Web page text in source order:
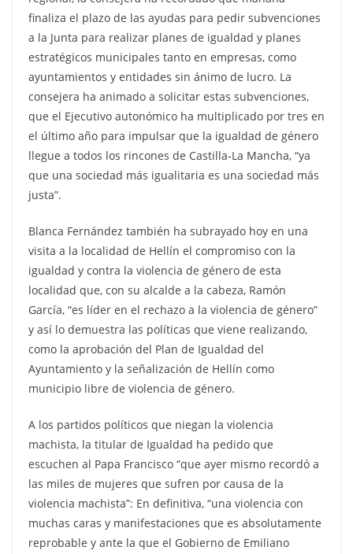
finaliza el plazo de las ayudas para pedir subvenciones
a la Junta para realizar planes de igualdad y planes
estratégicos municipales tanto en empresas, como
ayuntamientos y entidades sin ánimo de lucro. La
consejera ha animado a solicitar estas subvenciones,
que el Ejecutivo autonómico ha multiplicado por tres en
el último año para impulsar que la igualdad de género
llegue a todos los rincones de Castilla-La Mancha, “ya
que una sociedad más igualitaria es una sociedad más
justa”.
Blanca Fernández también ha subrayado hoy en una
visita a la localidad de Hellín el compromiso con la
igualdad y contra la violencia de género de esta
localidad que, con su alcalde a la cabeza, Ramón
García, “es líder en el rechazo a la violencia de género”
y así lo demuestra las políticas que viene realizando,
como la aprobación del Plan de Igualdad del
Ayuntamiento y la señalización de Hellín como
municipio libre de violencia de género.
A los partidos políticos que niegan la violencia
machista, la titular de Igualdad ha pedido que
escuchen al Papa Francisco “que ayer mismo recordó a
las miles de mujeres que sufren por causa de la
violencia machista”: En definitiva, “una violencia con
muchas caras y manifestaciones que es absolutamente
reprobable y ante la que el Gobierno de Emiliano